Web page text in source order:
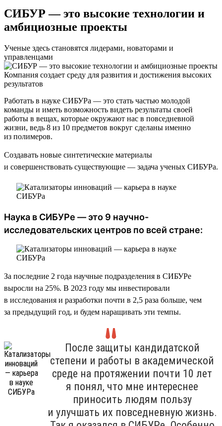
СИБУР — это высокие технологии и
амбициозные проекты
Ученые здесь становятся лидерами, новаторами и
управленцами
Компания создает среду для развития и достижения высоких
результатов
Работать в науке СИБУРа — это стать частью молодой
команды и иметь возможность видеть результаты своей
работы в вещах, которые окружают нас в повседневной
жизни, ведь 8 из 10 предметов вокруг сделаны именно
из полимеров.
Создавать новые синтетические материалы
и совершенствовать существующие — задача ученых СИБУРа.
Наука в СИБУРе — это 9 научно-
исследовательских центров по всей стране:
За последние 2 года научные подразделения в СИБУРе
выросли на 25%. В 2023 году мы инвестировали
в исследования и разработки почти в 2,5 раза больше, чем
за предыдущий год, и будем наращивать эти темпы.
После защиты кандидатской
степени и работы в академической
среде на протяжении почти 10 лет
я понял, что мне интереснее
приносить людям пользу
и улучшать их повседневную жизнь.